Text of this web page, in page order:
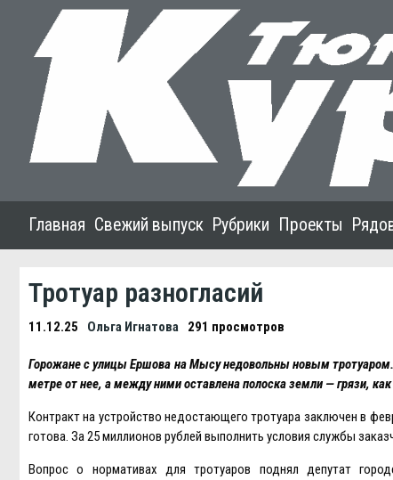
Главная Свежий выпуск Рубрики Проекты
Тротуар разногласий
11.12.25 Ольга Игнатова 291 просмотров
Горожане с улицы Eршова на Мысу недовольны новым
метре от нее, а между ними оставлена полоска земли — грязи,
Контракт на устройство недостающего тротуара заключен в
готова. За 25 миллионов рублей выполнить условия службы
Вопрос о нормативах для тротуаров поднял депутат